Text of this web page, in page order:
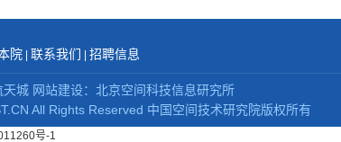
院| 联系我们 招聘信息
城 网站建设：北京空间科技信息研究所
All Rights Reserved 中国空间技术研究院版权所有
号-1